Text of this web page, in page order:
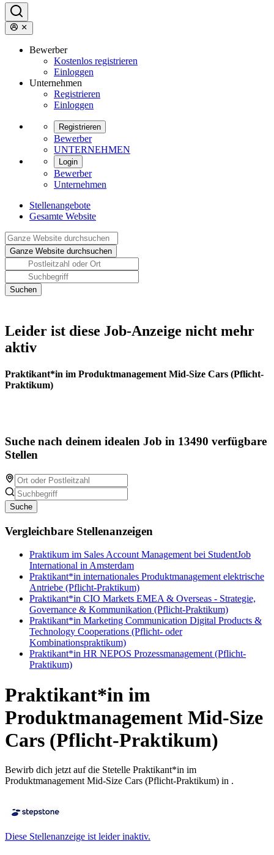
Bewerber
Kostenlos registrieren
Einloggen
Unternehmen
Registrieren
Einloggen
Registrieren
Bewerber
UNTERNEHMEN
Login
Bewerber
Unternehmen
Stellenangebote
Gesamte Website
Leider ist diese Job-Anzeige nicht mehr
aktiv
Praktikant*in im Produktmanagement Mid-Size Cars (Pflicht-
Praktikum)
Suche nach deinem idealen Job in 13490 verfügbare
Stellen
Suche
Vergleichbare Stellenanzeigen
Praktikum im Sales Account Management bei StudentJob
International in Amsterdam
Praktikant*in internationales Produktmanagement elektrische
Antriebe (Pflicht-Praktikum)
Praktikant*in CIO Markets EMEA & Overseas - Strategie,
Governance & Kommunikation (Pflicht-Praktikum)
Praktikant*in Marketing Communication Digital Products &
Technology Cooperations (Pflicht- oder
Kombinationspraktikum)
Praktikant*in HR NEPOS Prozessmanagement (Pflicht-
Praktikum)
Praktikant*in im
Produktmanagement Mid-Size
Cars (Pflicht-Praktikum)
Bewirb dich jetzt auf die Stetelle Praktikant*in im
Produktmanagement Mid-Size Cars (Pflicht-Praktikum) in .
Diese Stellenanzeige ist leider inaktiv.